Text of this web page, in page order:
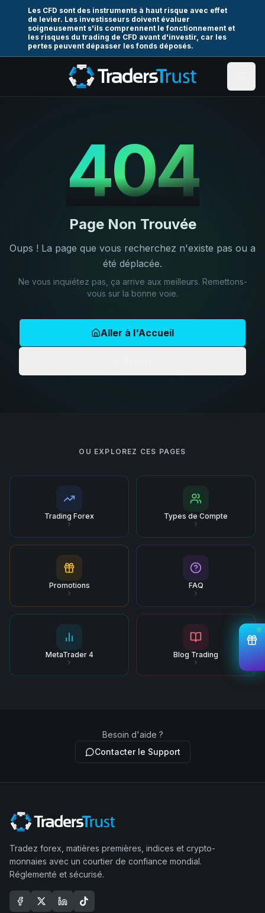
Les CFD sont des instruments à haut risque avec effet
de levier. Les investisseurs doivent évaluer
soigneusement s'ils comprennent le fonctionnement et
les risques du trading de CFD avant d'investir, car les
pertes peuvent dépasser les fonds déposés.
404
Page Non Trouvée
Oups ! La page que vous recherchez n'existe pas ou a
été déplacée.
Ne vous inquiétez pas, ça arrive aux meilleurs. Remettons-
vous sur la bonne voie.
Aller à l'Accueil
OU EXPLOREZ CES PAGES
Trading Forex Types de Compte
Promotions FAQ
MetaTrader 4 Blog Trading
Besoin d'aide ?
Contacter le Support
Tradez forex, matières premières, indices et crypto-
monnaies avec un courtier de confiance mondial.
Réglementé et sécurisé.